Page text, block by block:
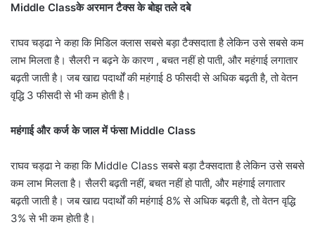
Middle Classके अरमान टैक्स के बोझ तले दबे
राघव चड्ढा ने कहा कि मिडिल क्लास सबसे बड़ा टैक्सदाता है लेकिन उसे सबसे कम
लाभ मिलता है। सैलरी न बढ़ने के कारण , बचत नहीं हो पाती, और महंगाई लगातार
बढ़ती जाती है। जब खाद्य पदार्थों की महंगाई 8 फीसदी से अधिक बढ़ती है, तो वेतन
वृद्धि 3 फीसदी से भी कम होती है।
महंगाई और कर्ज के जाल में फंसा Middle Class
राघव चड्ढा ने कहा कि Middle Class सबसे बड़ा टैक्सदाता है लेकिन उसे सबसे
कम लाभ मिलता है। सैलरी बढ़ती नहीं, बचत नहीं हो पाती, और महंगाई लगातार
बढ़ती जाती है। जब खाद्य पदार्थों की महंगाई 8% से अधिक बढ़ती है, तो वेतन वृद्धि
3% से भी कम होती है।